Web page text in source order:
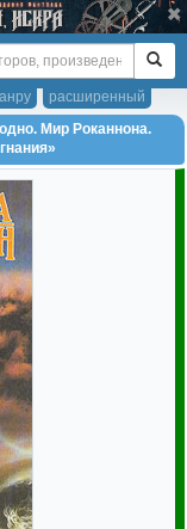
расширенный
Мир Роканнона.